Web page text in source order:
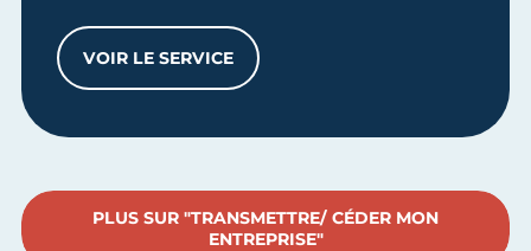
VOIR LE SERVICEDIAGNOSTIC CÉDANT ET ÉVALUATION
PLUS SUR "TRANSMETTRE/ CÉDER MON
ENTREPRISE"